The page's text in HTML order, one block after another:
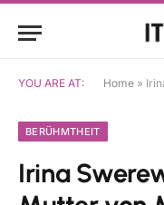
YOU ARE AT: Home » Irina
BERÜHMTHEIT
Irina